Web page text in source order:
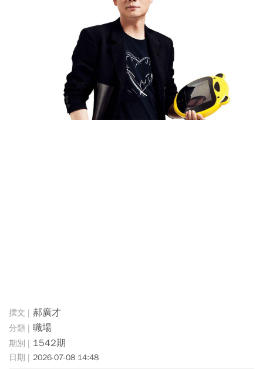
郝廣才
職場
1542期
2026-07-08 14:48